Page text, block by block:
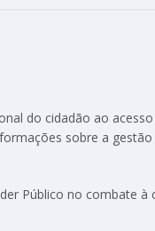
do cidadão ao
sobre a
Público no combate